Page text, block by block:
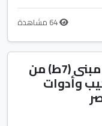
تنفيذ عملية توريد احتياجات مبنى (7ط) من
وأدوات